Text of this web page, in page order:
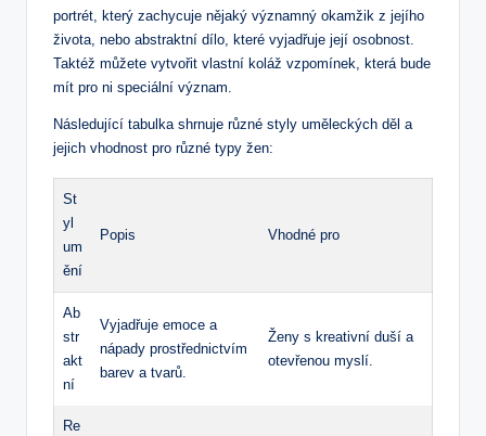
portrét, který zachycuje nějaký významný okamžik z jejího
života, nebo abstraktní dílo, které vyjadřuje její osobnost.
Taktéž můžete vytvořit vlastní koláž vzpomínek, která bude
mít pro ni speciální význam.
Následující tabulka shrnuje různé styly uměleckých děl a
jejich vhodnost pro různé typy žen:
St
yl
um
ění
Popis Vhodné pro
Ab
str
akt
ní
Vyjadřuje emoce a
nápady prostřednictvím
barev a tvarů.
Ženy s kreativní duší a
otevřenou myslí.
Re